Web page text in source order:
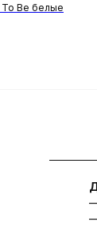
Be белые